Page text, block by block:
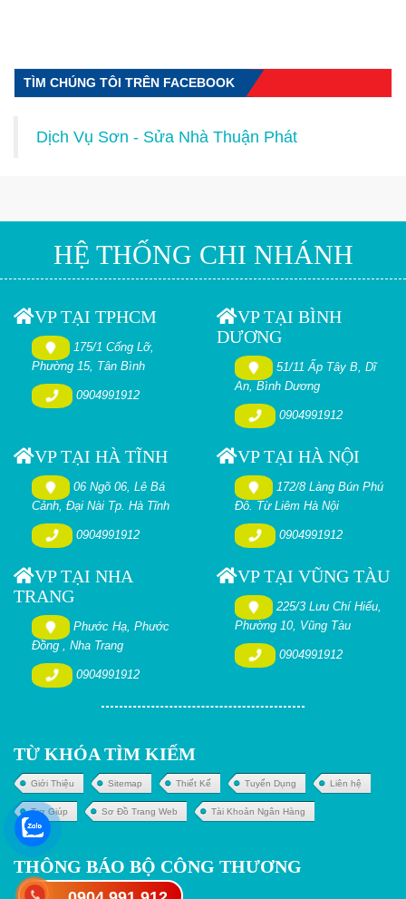
TÌM CHÚNG TÔI TRÊN FACEBOOK
Dịch Vụ Sơn - Sửa Nhà Thuận Phát
HỆ THỐNG CHI NHÁNH
VP TẠI TPHCM
175/1 Cống Lỡ,
Phường 15, Tân Bình
0904991912
VP TẠI BÌNH
DƯƠNG
51/11 Ấp Tây B, Dĩ
An, Bình Dương
0904991912
VP TẠI HÀ TĨNH
06 Ngõ 06, Lê Bá
Cảnh, Đại Nài Tp. Hà Tĩnh
0904991912
VP TẠI HÀ NỘI
172/8 Làng Bún Phú
Đô. Từ Liêm Hà Nội
0904991912
VP TẠI NHA
TRANG
Phước Hạ, Phước
Đồng , Nha Trang
0904991912
VP TẠI VŨNG TÀU
225/3 Lưu Chí Hiếu,
Phường 10, Vũng Tàu
0904991912
TỪ KHÓA TÌM KIẾM
Giới Thiệu Sitemap Thiết Kế Tuyển Dụng Liên hệ
Trợ Giúp Sơ Đồ Trang Web Tài Khoản Ngân Hàng
THÔNG BÁO BỘ CÔNG THƯƠNG